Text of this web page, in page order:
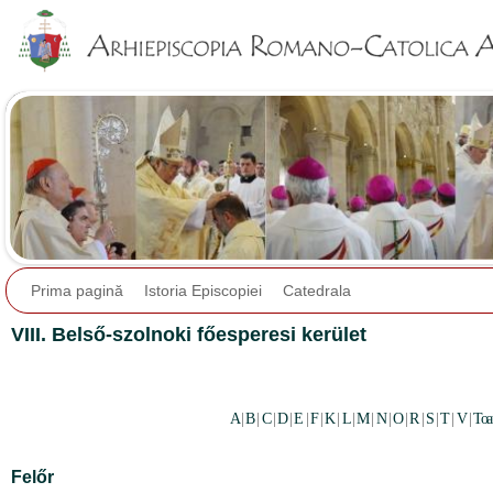
Prima pagină Istoria Episcopiei Catedrala
VIII. Belső-szolnoki főesperesi kerület
A|B C D |E F |K L |M N O |R S |T V |
Felőr